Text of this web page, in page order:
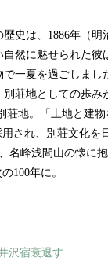
史は、1886年（
然に魅せられた
一夏を過ごしま
荘地としての歩
荘地。「土地と建
され、別荘文化を
名峰浅間山の懐に
100年に。
沢宿衰退す